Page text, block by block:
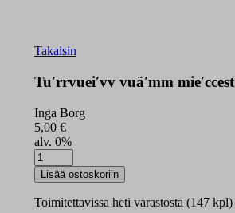
Takaisin
Tuʹrrvueiʹvv vuäʹmm mieʹccest
Inga Borg
5,00 €
alv. 0%
Tuʹrrvueiʹvv
vuäʹmm
mieʹccest
määrä
Lisää ostoskoriin
Toimitettavissa heti varastosta (147 kpl)